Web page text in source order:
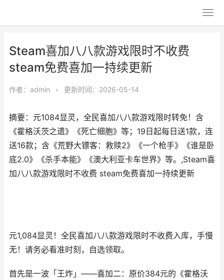
Steam喜加八八款游戏限时不收费
steam免费喜加一持续更新
作者： admin • 更新时间：2026-05-14
摘要：元1084显灵，全民喜加八八款游戏限时转免！含
《霍格沃茨之遗》《死亡细胞》等；19日起每日送1款，连
送16款；含《荒野大镖客：救赎2》《一个枪手》《谁是卧
底2.0》《杀手本能》《澳大利亚卡车世界》等。,Steam喜
加八八款游戏限时不收费 steam免费喜加一持续更新
元1,084显灵！全民喜加八八款游戏限时不收费入库，手慢
无！请务必看准时刻，自选领取。
首先是一波「王炸」——喜加二：原价384元的《霍格沃